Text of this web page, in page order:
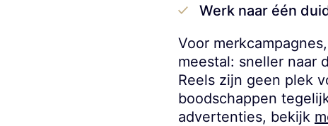
Werk naar één
Voor
meestal: sneller naar
Reels zijn geen plek
boodschappen
advertenties, bekijk